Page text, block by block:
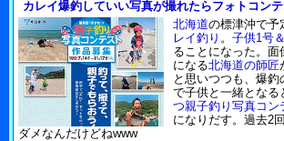
カレイ爆釣していい写真が撮れたらフォトコン
北海道の標津沖で予
レイ釣り 。 子供1号
ることになった。面
になる北海道の師匠
と思いつつも、爆釣
で子供と一緒となる
つ親子釣り写真コン
になりだす。過去2
ダメなんだけどねwww